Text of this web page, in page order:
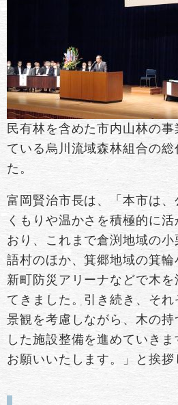
民有林を含めた市内山林の
ている烏川流域森林組合の総
た。
富岡賢治市長は、「本市は
くもりや温かさを積極的に
おり、これまで倉渕地域の
語村のほか、箕郷地域の箕
新町防災アリーナなどで木
てきました。引き続き、そ
景観を考慮しながら、木の
した施設整備を進めていき
お願いいたします。」と挨拶